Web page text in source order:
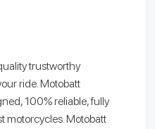
trustworthy
ride. Motobatt
100% reliable, fully
motorcycles. Motobatt